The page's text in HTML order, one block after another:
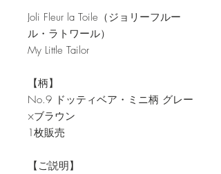
Joli Fleur la Toile（ジョリーフルー
ル・ラトワール）
My Little Tailor
【柄】
No.9 ドッティベア・ミニ柄 グレー
×ブラウン
1枚販売
【ご説明】